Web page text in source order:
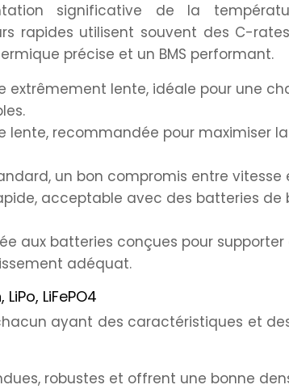
significative de la
rapides utilisent souvent des C-
précise et un BMS performant.
extrêmement lente, idéale pour une
lente, recommandée pour maximiser
un bon compromis entre vitesse
acceptable avec des batteries de
aux batteries conçues pour supporter
adéquat.
LiFePO4
ayant des caractéristiques et
robustes et offrent une bonne